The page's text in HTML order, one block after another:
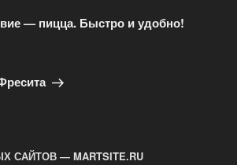
— пицца. Быстро и удобно!
САЙТОВ — MARTSITE.RU